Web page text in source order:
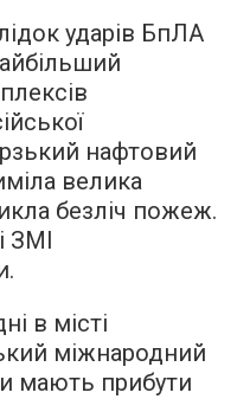
ударів БпЛА
нафтовий
велика
безліч пожеж.
ЗМІ
в місті
міжнародний
мають прибути